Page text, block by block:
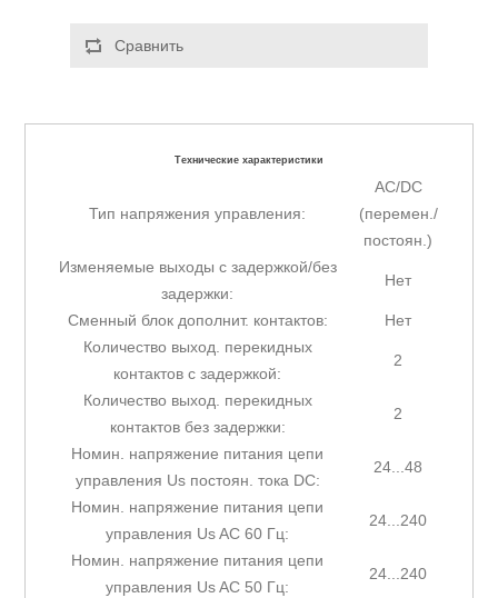
Технические характеристики
Тип напряжения управления:
AC/DC
(перемен./
постоян.)
Изменяемые выходы с задержкой/без
задержки:
Нет
Сменный блок дополнит. контактов:
Нет
Количество выход. перекидных
контактов с задержкой:
2
Количество выход. перекидных
контактов без задержки:
2
Номин. напряжение питания цепи
управления Us постоян. тока DC:
24...48
Номин. напряжение питания цепи
управления Us AC 60 Гц:
24...240
Номин. напряжение питания цепи
управления Us AC 50 Гц:
24...240